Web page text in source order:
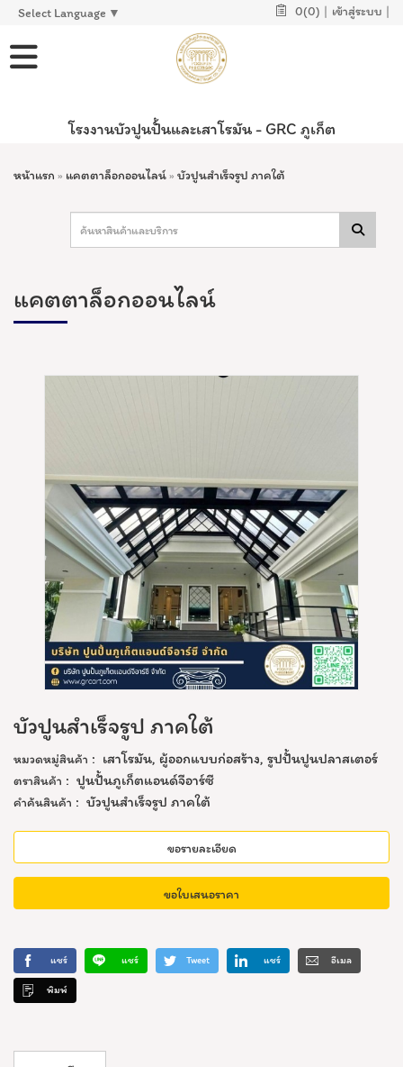
Select Language ▼ 0(0) | เข้าสู่ระบบ |
โรงงานบัวปูนปั้นและเสาโรมัน - GRC ภูเก็ต
หน้าแรก » แคตตาล็อกออนไลน์» บัวปูนสำเร็จรูป ภาคใต้
แคตตาล็อกออนไลน์
บัวปูนสำเร็จรูป ภาคใต้
หมวดหมู่สินค้า : เสาโรมัน, ผู้ออกแบบก่อสร้าง, รูปปั้นปูนปลาสเตอร์
ตราสินค้า : ปูนปั้นภูเก็ตแอนด์จีอาร์ซี
คำค้นสินค้า : บัวปูนสำเร็จรูป ภาคใต้
ขอรายละเอียด
ขอใบเสนอราคา
แชร์ แชร์ Tweet แชร์ อีเมล
พิมพ์